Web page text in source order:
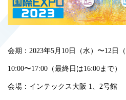
会期：2023年5月10日（水）〜12日（
10:00〜17:00（最終日は16:00まで）
会場：インテックス大阪 1、2号館